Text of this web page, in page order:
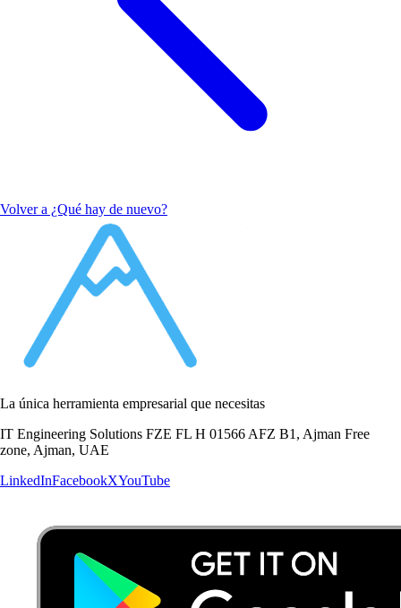
Volver a ¿Qué hay de nuevo?
La única herramienta empresarial que necesitas
IT Engineering Solutions FZE FL H 01566 AFZ B1, Ajman Free
zone, Ajman, UAE
LinkedInFacebookXYouTube